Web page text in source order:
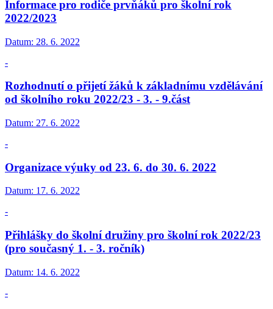
Informace pro rodiče prvňáků pro školní rok
2022/2023
Datum: 28. 6. 2022
-
Rozhodnutí o přijetí žáků k základnímu vzdělávání
od školního roku 2022/23 - 3. - 9.část
Datum: 27. 6. 2022
-
Organizace výuky od 23. 6. do 30. 6. 2022
Datum: 17. 6. 2022
-
Přihlášky do školní družiny pro školní rok 2022/23
(pro současný 1. - 3. ročník)
Datum: 14. 6. 2022
-